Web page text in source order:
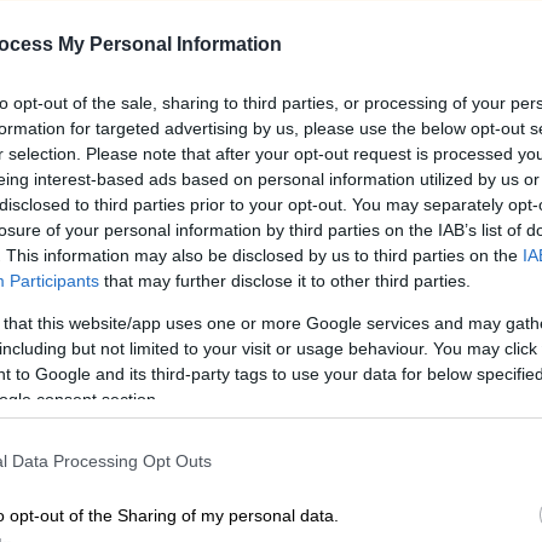
My Personal Information
opt-out of the sale, sharing to third parties, or processing of your
for targeted advertising by us, please use the below opt-out
selection. Please note that after your opt-out request is processed
interest-based ads based on personal information utilized by us
to third parties prior to your opt-out. You may separately
of your personal information by third parties on the IAB’s list of
This information may also be disclosed by us to third parties on the
Participants that may further disclose it to other third parties.
that this website/app uses one or more Google services and may
but not limited to your visit or usage behaviour. You may
to Google and its third-party tags to use your data for below
consent section.
Data Processing Opt Outs
opt-out of the Sharing of my personal data.
που ανατίναζε ΑΤΜ «εν δράσει» -
ασθενείς, συνοδοί και προσωπικό.
Στο
με 7 οχήματα, ειδικό κλιμακοφόρο και
στο
οχήματα, ειδικό κλιμακοφόρο και